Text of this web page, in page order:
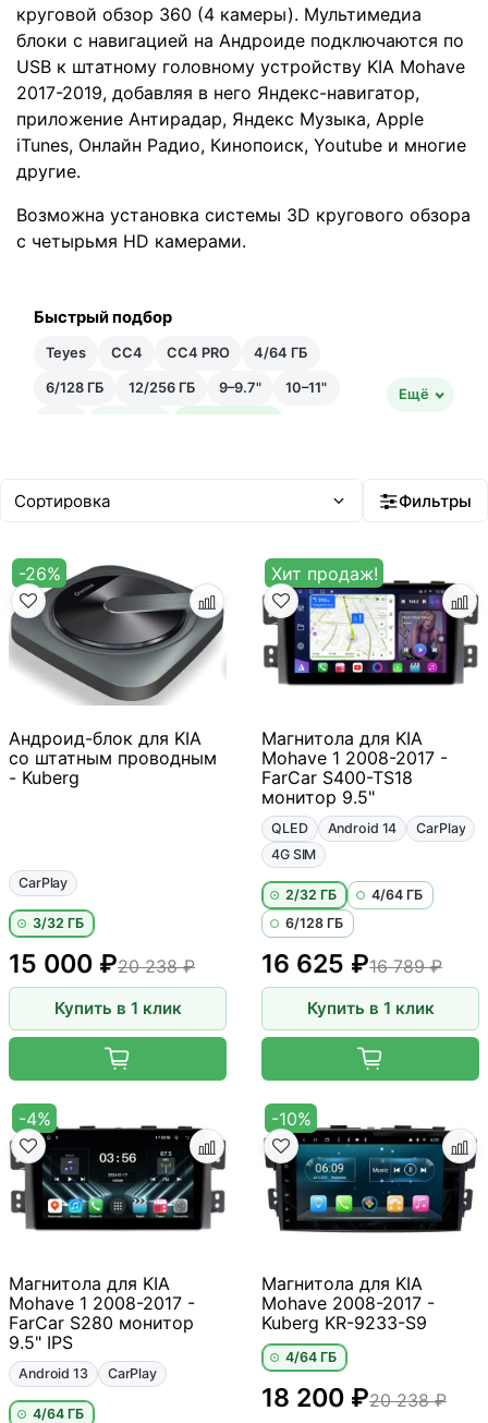
круговой обзор 360 (4 камеры). Мультимедиа
блоки с навигацией на Андроиде подключаются по
USB к штатному головному устройству KIA Mohave
2017-2019, добавляя в него Яндекс-навигатор,
приложение Антирадар, Яндекс Музыка, Apple
iTunes, Онлайн Радио, Кинопоиск, Youtube и многие
другие.
Возможна установка системы 3D кругового обзора
с четырьмя HD камерами.
Быстрый подбор
Teyes CC4 CC4 PRO 4/64 ГБ
6/128 ГБ 12/256 ГБ 9–9.7" 10–11" Ещё
Фильтры
-26%
Андроид-блок для KIA
со штатным проводным
- Kuberg
CarPlay
3/32 ГБ
20 238 ₽
15 000 ₽
Купить в 1 клик
Хит продаж!
Магнитола для KIA
Mohave 1 2008-2017 -
FarCar S400-TS18
монитор 9.5"
QLED Android 14
CarPlay
4G SIM
2/32 ГБ
4/64 ГБ
6/128 ГБ
16 625 ₽16 789 ₽
Купить в 1 клик
-4%
Магнитола для KIA
Mohave 1 2008-2017 -
FarCar S280 монитор
9.5" IPS
Android 13 CarPlay
4/64 ГБ
-10%
Магнитола для KIA
Mohave 2008-2017 -
Kuberg KR-9233-S9
4/64 ГБ
20 238 ₽
18 200 ₽